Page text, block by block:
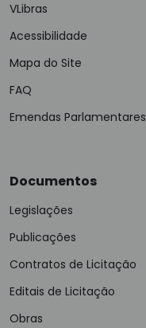
VLibras
Acessibilidade
Mapa do Site
FAQ
Emendas Parlamentares
Documentos
Legislações
Publicações
Contratos de Licitação
Editais de Licitação
Obras